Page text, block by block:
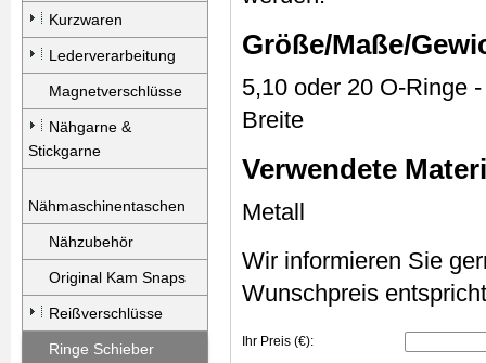
Kurzwaren
Lederverarbeitung
Magnetverschlüsse
Nähgarne &
Stickgarne
Nähmaschinentaschen
Nähzubehör
Original Kam Snaps
Reißverschlüsse
Ringe Schieber
Größe/Maße/
5,10 oder 20 O-Ringe
Breite
Verwendete
Metall
Wir informieren Sie
Wunschpreis
Ihr Preis (€):